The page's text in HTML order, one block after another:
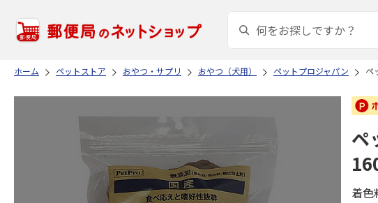
ホーム ペットストア おやつ・サプリ おやつ（犬用） ペットプロジャパン ペ
ペ
着色